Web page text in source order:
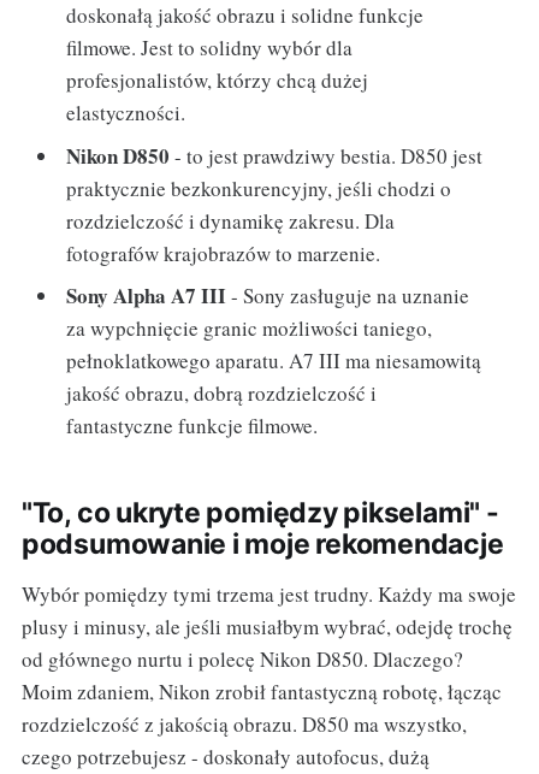
doskonałą jakość obrazu i solidne funkcje
filmowe. Jest to solidny wybór dla
profesjonalistów, którzy chcą dużej
elastyczności.
Nikon D850 - to jest prawdziwy bestia. D850 jest
praktycznie bezkonkurencyjny, jeśli chodzi o
rozdzielczość i dynamikę zakresu. Dla
fotografów krajobrazów to marzenie.
Sony Alpha A7 III- Sony zasługuje na uznanie
za wypchnięcie granic możliwości taniego,
pełnoklatkowego aparatu. A7 III ma niesamowitą
jakość obrazu, dobrą rozdzielczość i
fantastyczne funkcje filmowe.
"To, co ukryte pomiędzy pikselami" -
podsumowanie i moje rekomendacje
Wybór pomiędzy tymi trzema jest trudny. Każdy ma swoje
plusy i minusy, ale jeśli musiałbym wybrać, odejdę trochę
od głównego nurtu i polecę Nikon D850. Dlaczego?
Moim zdaniem, Nikon zrobił fantastyczną robotę, łącząc
rozdzielczość z jakością obrazu. D850 ma wszystko,
czego potrzebujesz - doskonały autofocus, dużą